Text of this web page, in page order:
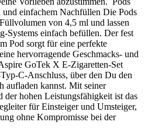
einfachem Nachfüllen Die Pods
von 4,5 ml und lassen
Systems einfach befüllen. Der fest
Pod sorgt für eine perfekte
hervorragende Geschmacks- und
GoTek X E-Zigaretten-Set
C-Anschluss, über den Du den
aufladen kannst. Mit seiner
hohen Leistungsfähigkeit ist das
für Einsteiger und Umsteiger,
ohne Kompromisse bei der